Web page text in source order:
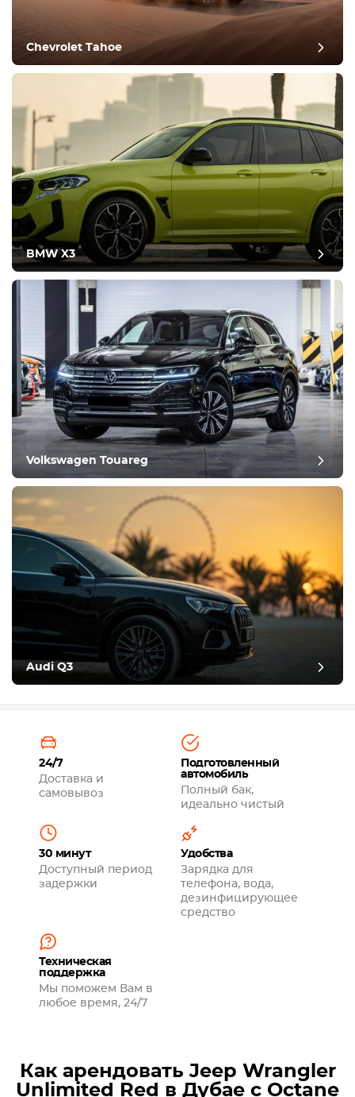
Chevrolet Tahoe
BMW X3
Volkswagen Touareg
Audi Q3
24/7
Доставка и
самовывоз
Подготовленный
автомобиль
Полный бак,
идеально чистый
30 минут
Доступный период
задержки
Удобства
Зарядка для
телефона, вода,
дезинфицирующее
средство
Техническая
поддержка
Мы поможем Вам в
любое время, 24/7
Как арендовать Jeep Wrangler
Unlimited Red в Дубае с Octane